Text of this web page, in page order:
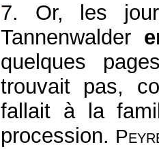
7. Or, les
Tannenwalder
quelques
trouvait pas,
fallait à la
procession.